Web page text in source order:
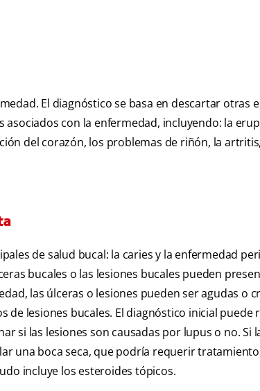
El diagnóstico se basa en descartar otras
con la enfermedad, incluyendo: la
del corazón, los problemas de riñón, la
de salud bucal: la caries y la enfermedad
bucales o las lesiones bucales pueden
las úlceras o lesiones pueden ser agudas o
lesiones bucales. El diagnóstico inicial puede
si las lesiones son causadas por lupus o no. Si
una boca seca, que podría requerir
incluye los esteroides tópicos.